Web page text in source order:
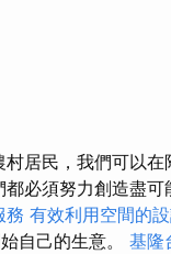
居民，我們可以
必須努力創造盡可
務 有效利用空間的
自己的生意。 基隆